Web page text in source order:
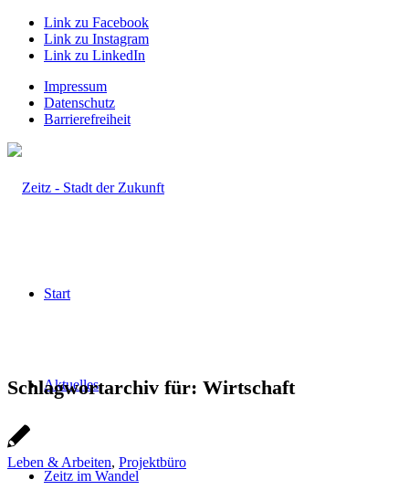
Link zu Facebook
Link zu Instagram
Link zu LinkedIn
Impressum
Datenschutz
Barrierefreiheit
Start
Aktuelles
Zeitz im Wandel
Schlagwortarchiv für: Wirtschaft
Leben & Arbeiten, Projektbüro